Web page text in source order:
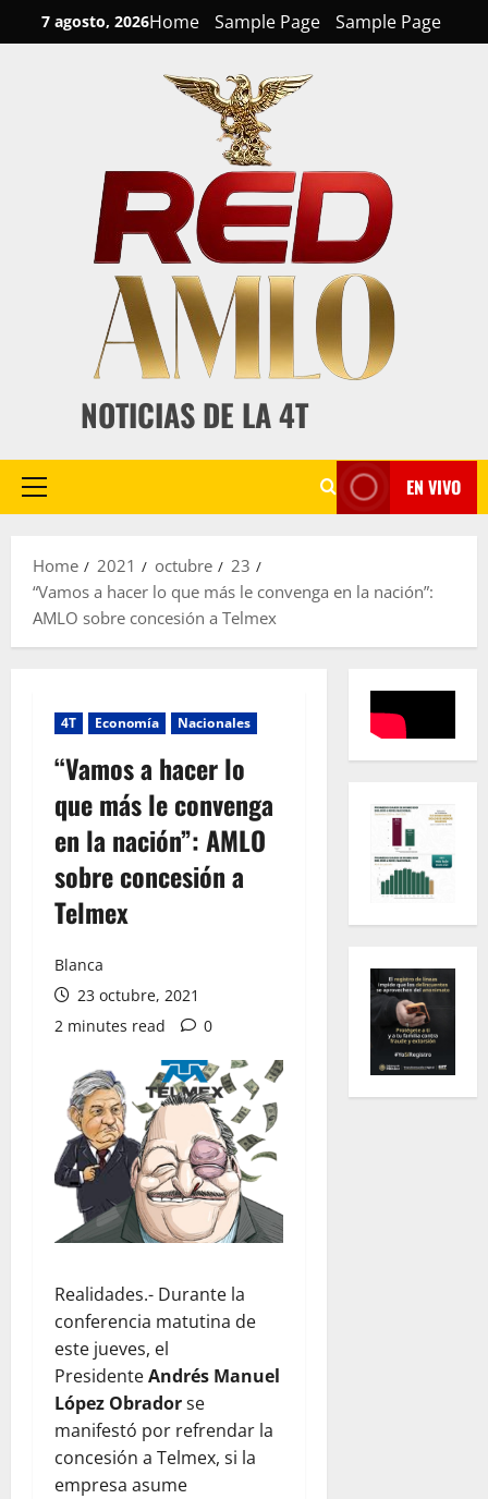
to
7 agosto, 2026Home Sample Page Sample Page
NOTICIAS DE LA 4T
Primary
EN VIVO
Home 2021 octubre
23
“Vamos a hacer lo que más le convenga en la nación”:
AMLO sobre concesión a Telmex
4T Economía Nacionales
“Vamos a hacer lo
que más le convenga
en la nación”: AMLO
sobre concesión a
Telmex
Blanca
23 octubre, 2021
2 minutes read
0
Realidades.- Durante la
conferencia matutina de
este jueves, el
PresidenteAndrés Manuel
López Obradorse
manifestó por refrendar la
concesión a Telmex, si la
empresa asume